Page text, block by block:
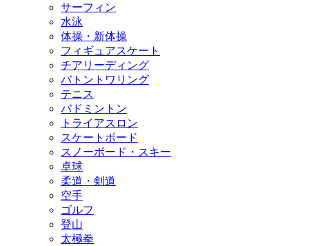
サーフィン
水泳
体操・新体操
フィギュアスケート
チアリーディング
バトントワリング
テニス
バドミントン
トライアスロン
スケートボード
スノーボード・スキー
卓球
柔道・剣道
空手
ゴルフ
登山
太極拳